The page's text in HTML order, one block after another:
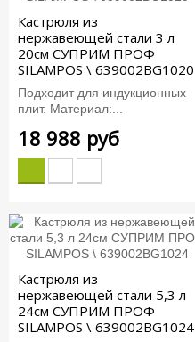
Кастрюля из
нержавеющей стали 3 л
20см СУПРИМ ПРОФ
SILAMPOS \ 639002BG1020
Подходит для индукционных
плит. Материал:...
18 988 руб
Кастрюля из
нержавеющей стали 5,3 л
24см СУПРИМ ПРОФ
SILAMPOS \ 639002BG1024